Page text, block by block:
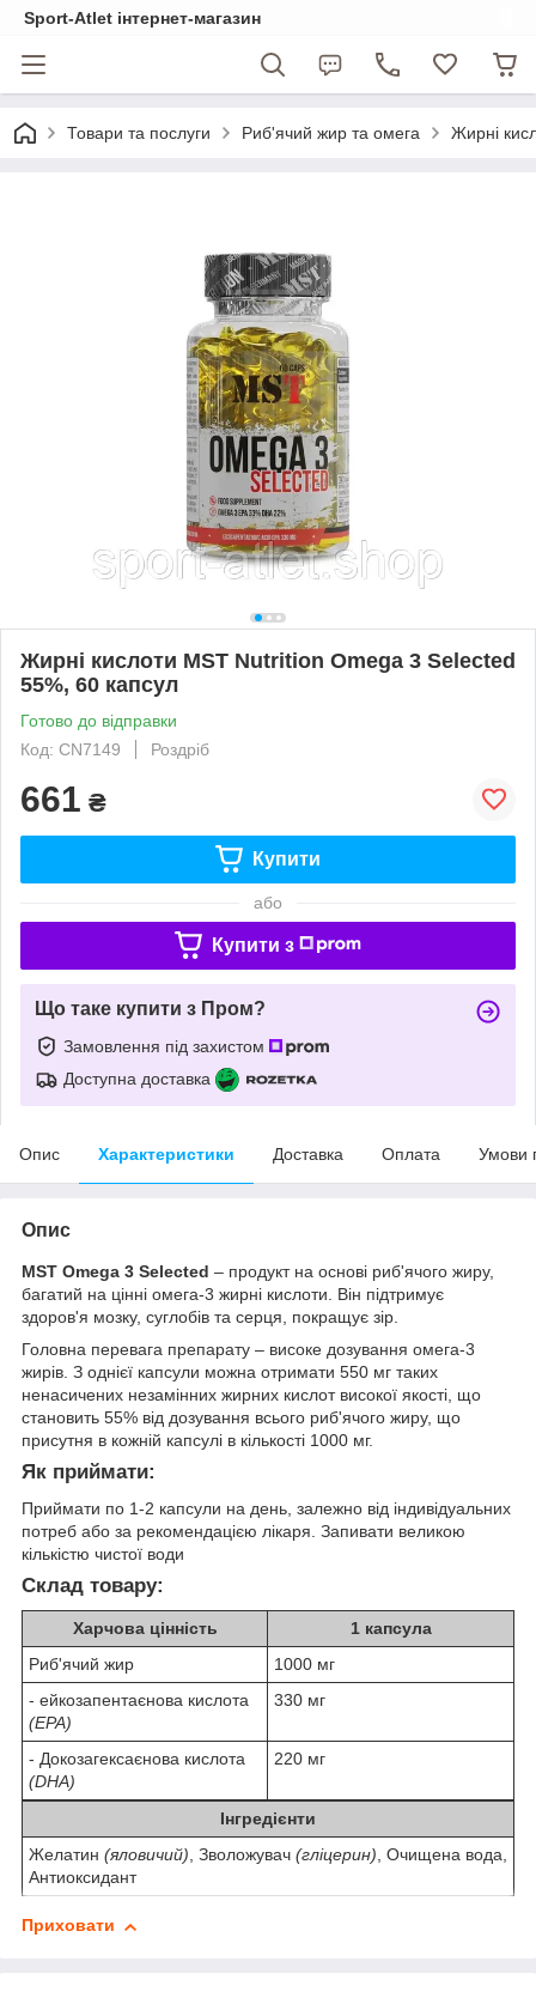
Sport-Atlet інтернет-магазин
Товари та послуги Риб'ячий жир та омега Жирні
Жирні кислоти MST Nutrition Omega 3 Selected
55%, 60 капсул
Готово до відправки
Код: CN7149
Роздріб
661 ₴
Купити
або
Купити з
Що таке купити з Пром?
Замовлення під захистом
Доступна доставка
Опис Характеристики Доставка Оплата Умови
Опис
MST Omega 3 Selected – продукт на основі риб'ячого жиру,
багатий на цінні омега-3 жирні кислоти. Він підтримує
здоров'я мозку, суглобів та серця, покращує зір.
Головна перевага препарату – високе дозування омега-3
жирів. З однієї капсули можна отримати 550 мг таких
ненасичених незамінних жирних кислот високої якості, що
становить 55% від дозування всього риб'ячого жиру, що
присутня в кожній капсулі в кількості 1000 мг.
Як приймати:
Приймати по 1-2 капсули на день, залежно від індивідуальних
потреб або за рекомендацією лікаря. Запивати великою
кількістю чистої води
Склад товару:
Харчова цінність
1 капсула
Риб'ячий жир
1000 мг
- ейкозапентаєнова кислота
(EPA)
330 мг
- Докозагексаєнова кислота
(DHA)
220 мг
Інгредієнти
Желатин (яловичий), Зволожувач (гліцерин), Очищена вода,
Антиоксидант
Приховати